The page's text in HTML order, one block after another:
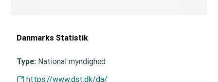
Danmarks Statistik
Type: National myndighed
https://www.dst.dk/da/